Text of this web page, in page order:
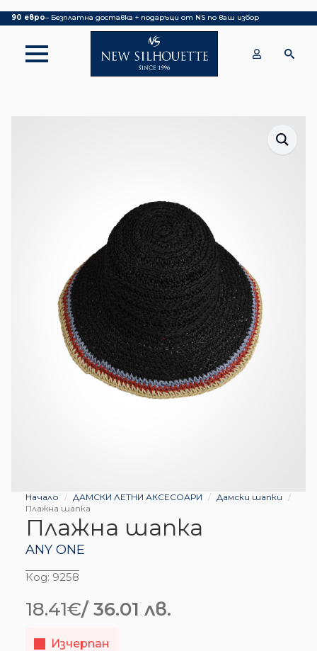
90 евро– Безплатна доставка + подаръци от NS по ваш избор
Начало ДАМСКИ ЛЕТНИ АКСЕСОАРИ
Дамски шапки
Плажна шапка
Плажна шапка
ANY ONE
Код: 9258
18.41€/ 36.01 лв.
Изчерпан